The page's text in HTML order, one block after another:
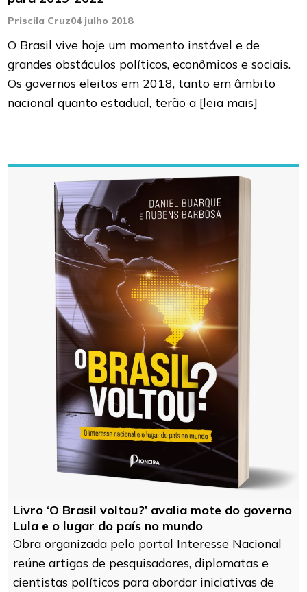
Priscila Cruz04 julho 2018
O Brasil vive hoje um momento instável e de
grandes obstáculos políticos, econômicos e sociais.
Os governos eleitos em 2018, tanto em âmbito
nacional quanto estadual, terão a [leia mais]
Livro ‘O Brasil voltou?’ avalia mote do governo
Lula e o lugar do país no mundo
Obra organizada pelo portal Interesse Nacional
reúne artigos de pesquisadores, diplomatas e
cientistas políticos para abordar iniciativas de